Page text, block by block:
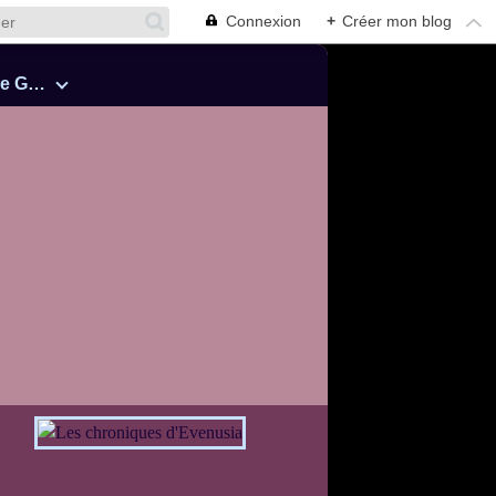
Connexion + Créer mon blog
Cinquante Nuances de Grey